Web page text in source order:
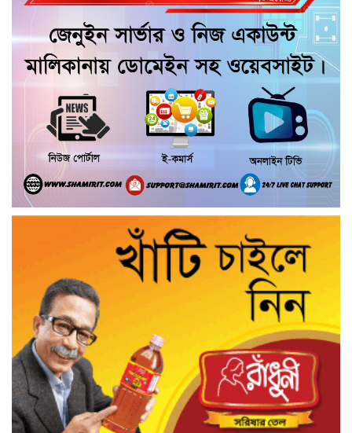
আন্তর্জাতিক মেকআপ আর্টিস্ট সেলিনা মনিরের
ব্রাইডাল মাস্টারক্লাস ঢাকায় ৪ সেপ্টেম্বর থেকে
গৌরনদীতে বিএনপির সাংগঠনিক কার্যক্রম
জোরদারে মতবিনিময়
ধামরাইয়ে শিক্ষক হান্নান হোসেনের বিষমুক্ত
বেগুন চাষে বাজিমাৎ
কয়রায় আন্তর্জাতিক আদিবাসী দিবস পালন
উপলক্ষে র‍্যালি ও আলোচনা সভা
মেঘনায় ভেসে উঠল নারী-পুরুষের অর্ধগলিত
মরদেহ উদ্ধার